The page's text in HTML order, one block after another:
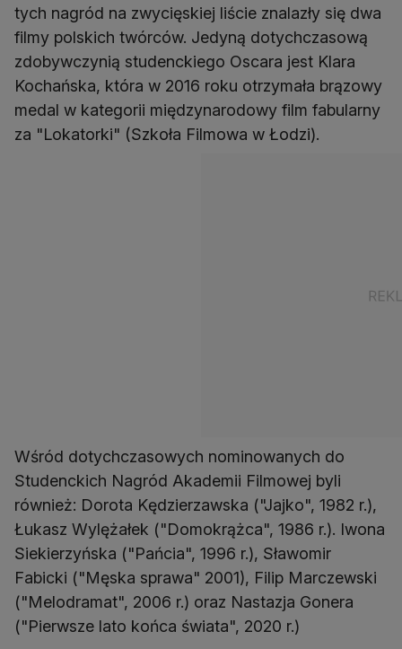
tych nagród na zwycięskiej liście znalazły się dwa
filmy polskich twórców. Jedyną dotychczasową
zdobywczynią studenckiego Oscara jest Klara
Kochańska, która w 2016 roku otrzymała brązowy
medal w kategorii międzynarodowy film fabularny
za "Lokatorki" (Szkoła Filmowa w Łodzi).
Wśród dotychczasowych nominowanych do
Studenckich Nagród Akademii Filmowej byli
również: Dorota Kędzierzawska ("Jajko", 1982 r.),
Łukasz Wylężałek ("Domokrążca", 1986 r.). Iwona
Siekierzyńska ("Pańcia", 1996 r.), Sławomir
Fabicki ("Męska sprawa" 2001), Filip Marczewski
("Melodramat", 2006 r.) oraz Nastazja Gonera
("Pierwsze lato końca świata", 2020 r.)